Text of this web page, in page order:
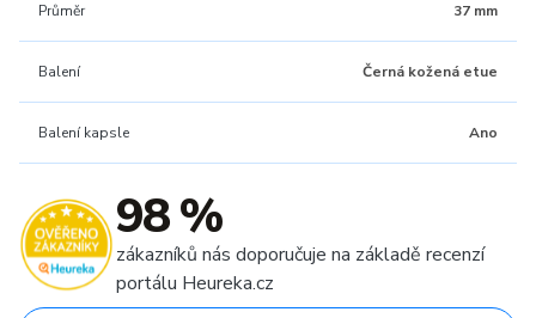
Průměr 37 mm
Balení Černá kožená etue
Balení kapsle Ano
98 %
zákazníků nás doporučuje na základě recenzí
portálu Heureka.cz